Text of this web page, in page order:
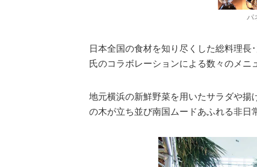
パ
日本全国の食材を知り尽くした総料理
氏のコラボレーションによる数々のメニ
地元横浜の新鮮野菜を用いたサラダや揚
の木が立ち並び南国ムードあふれる非日